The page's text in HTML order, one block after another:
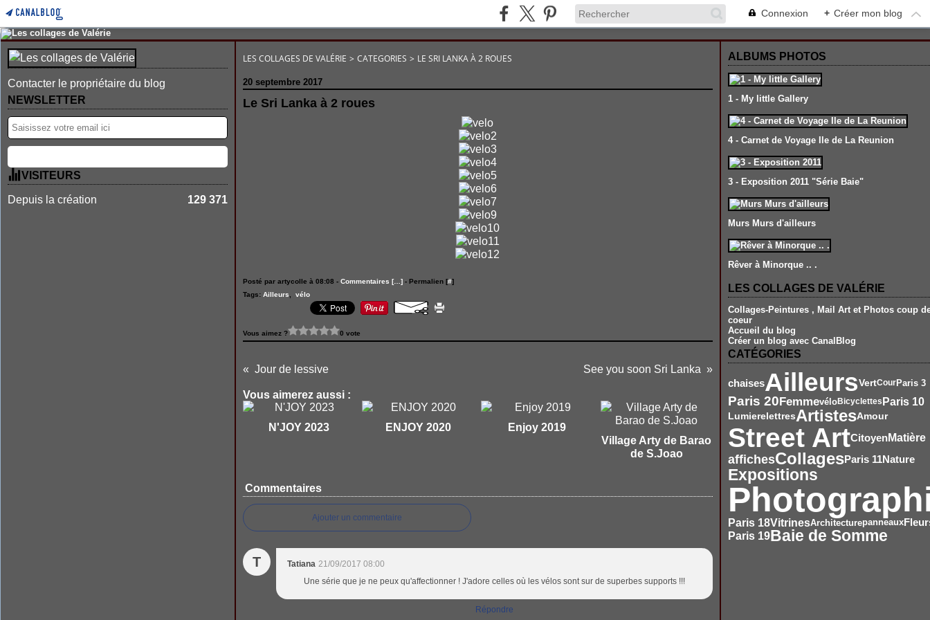
Connexion + Créer mon blog
Contacter le propriétaire du blog
NEWSLETTER
VISITEURS
Depuis la création 129 371
LES COLLAGES DE VALÉRIE > CATEGORIES > LE SRI LANKA À 2 ROUES
20 septembre 2017
Le Sri Lanka à 2 roues
Posté par artycolle à 08:08 - Commentaires [… ]- Permalien [#]
Tags: Ailleurs vélo
Vous aimez ? 0 vote
Jour de lessive See you soon Sri Lanka
Vous aimerez aussi :
N'JOY 2023 ENJOY 2020
Enjoy 2019
Village Arty de Barao
de S.Joao
Commentaires
Ajouter un commentaire
T Tatiana 21/09/2017 08:00
Une série que je ne peux qu'affectionner ! J'adore celles où les vélos sont sur de superbes supports !!!
Répondre
ALBUMS PHOTOS
1 - My little Gallery
4 - Carnet de Voyage Ile de La Reunion
3 - Exposition 2011 "Série Baie"
Murs Murs d'ailleurs
Rêver à Minorque .. .
LES COLLAGES DE VALÉRIE
Collages-Peintures , Mail Art et Photos coup
coeur
Accueil du blog
Créer un blog avec CanalBlog
CATÉGORIES
chaisesAilleursVertCourParis 3
Paris 20FemmevéloBicyclettes Paris 10
LumierelettresArtistesAmour
Street ArtCitoyenMatière
affichesCollagesParis 11Nature
Expositions
Paris 18VitrinesArchitecturepanneaux
Paris 19Baie de Somme